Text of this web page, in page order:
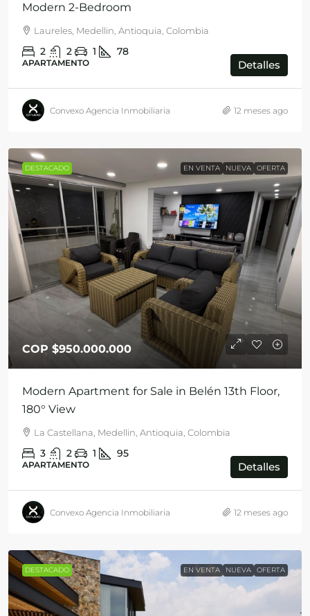
Modern 2-Bedroom
Laureles, Medellin, Antioquia, Colombia
2 2 1 78
APARTAMENTO Detalles
Convexo Agencia Inmobiliaria 12 meses ago
DESTACADO EN VENTA NUEVA OFERTA
COP $950.000.000
Modern Apartment for Sale in Belén 13th Floor,
180° View
La Castellana, Medellin, Antioquia, Colombia
3 2 1 95
APARTAMENTO Detalles
Convexo Agencia Inmobiliaria 12 meses ago
DESTACADO EN VENTA NUEVA OFERTA